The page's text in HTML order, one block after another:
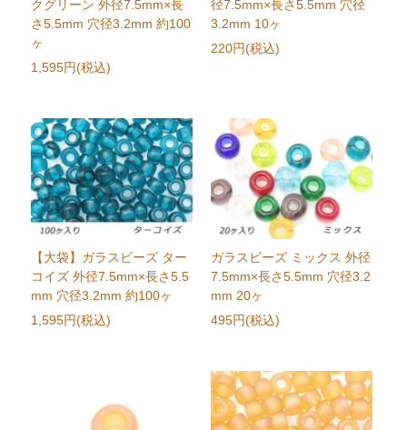
クグリーン 外径7.5mm×長
さ5.5mm 穴径3.2mm 約100
ヶ
1,595円(税込)
径7.5mm×長さ5.5mm 穴径
3.2mm 10ヶ
220円(税込)
【大袋】ガラスビーズ ター
コイズ 外径7.5mm×長さ5.5
mm 穴径3.2mm 約100ヶ
1,595円(税込)
ガラスビーズ ミックス 外径
7.5mm×長さ5.5mm 穴径3.2
mm 20ヶ
495円(税込)